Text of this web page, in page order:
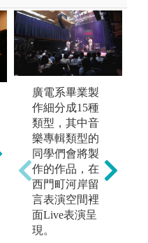
二、電影製作
人才培養方
面：包含導
演、製片、美
術等。透過了
解劇情片的電
影敘事手法與
脈絡，學習導
演方法並從實
際的製作流程
廣電系畢業製
作細分成15種
類型，其中音
樂專輯類型的
同學們會將製
作的作品，在
西門町河岸留
言表演空間裡
面Live表演呈
現。